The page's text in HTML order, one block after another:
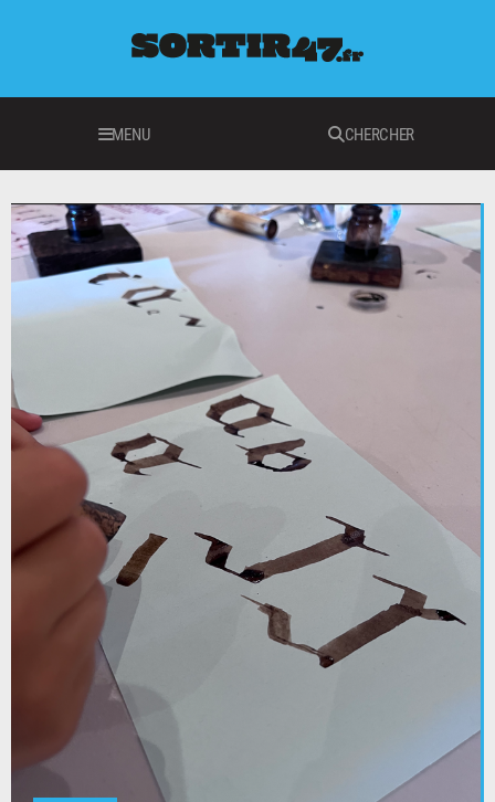
MENU CHERCHER